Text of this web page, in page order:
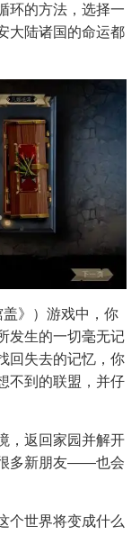
环的方法，选择一
大陆诸国的命运都
》）游戏中，你
发生的一切毫无记
回失去的记忆，你
不到的联盟，并仔
，返回家园并解开
多新朋友——也会
个世界将变成什么